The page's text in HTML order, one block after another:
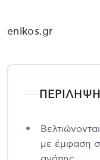
enikos.gr
με έμφαση